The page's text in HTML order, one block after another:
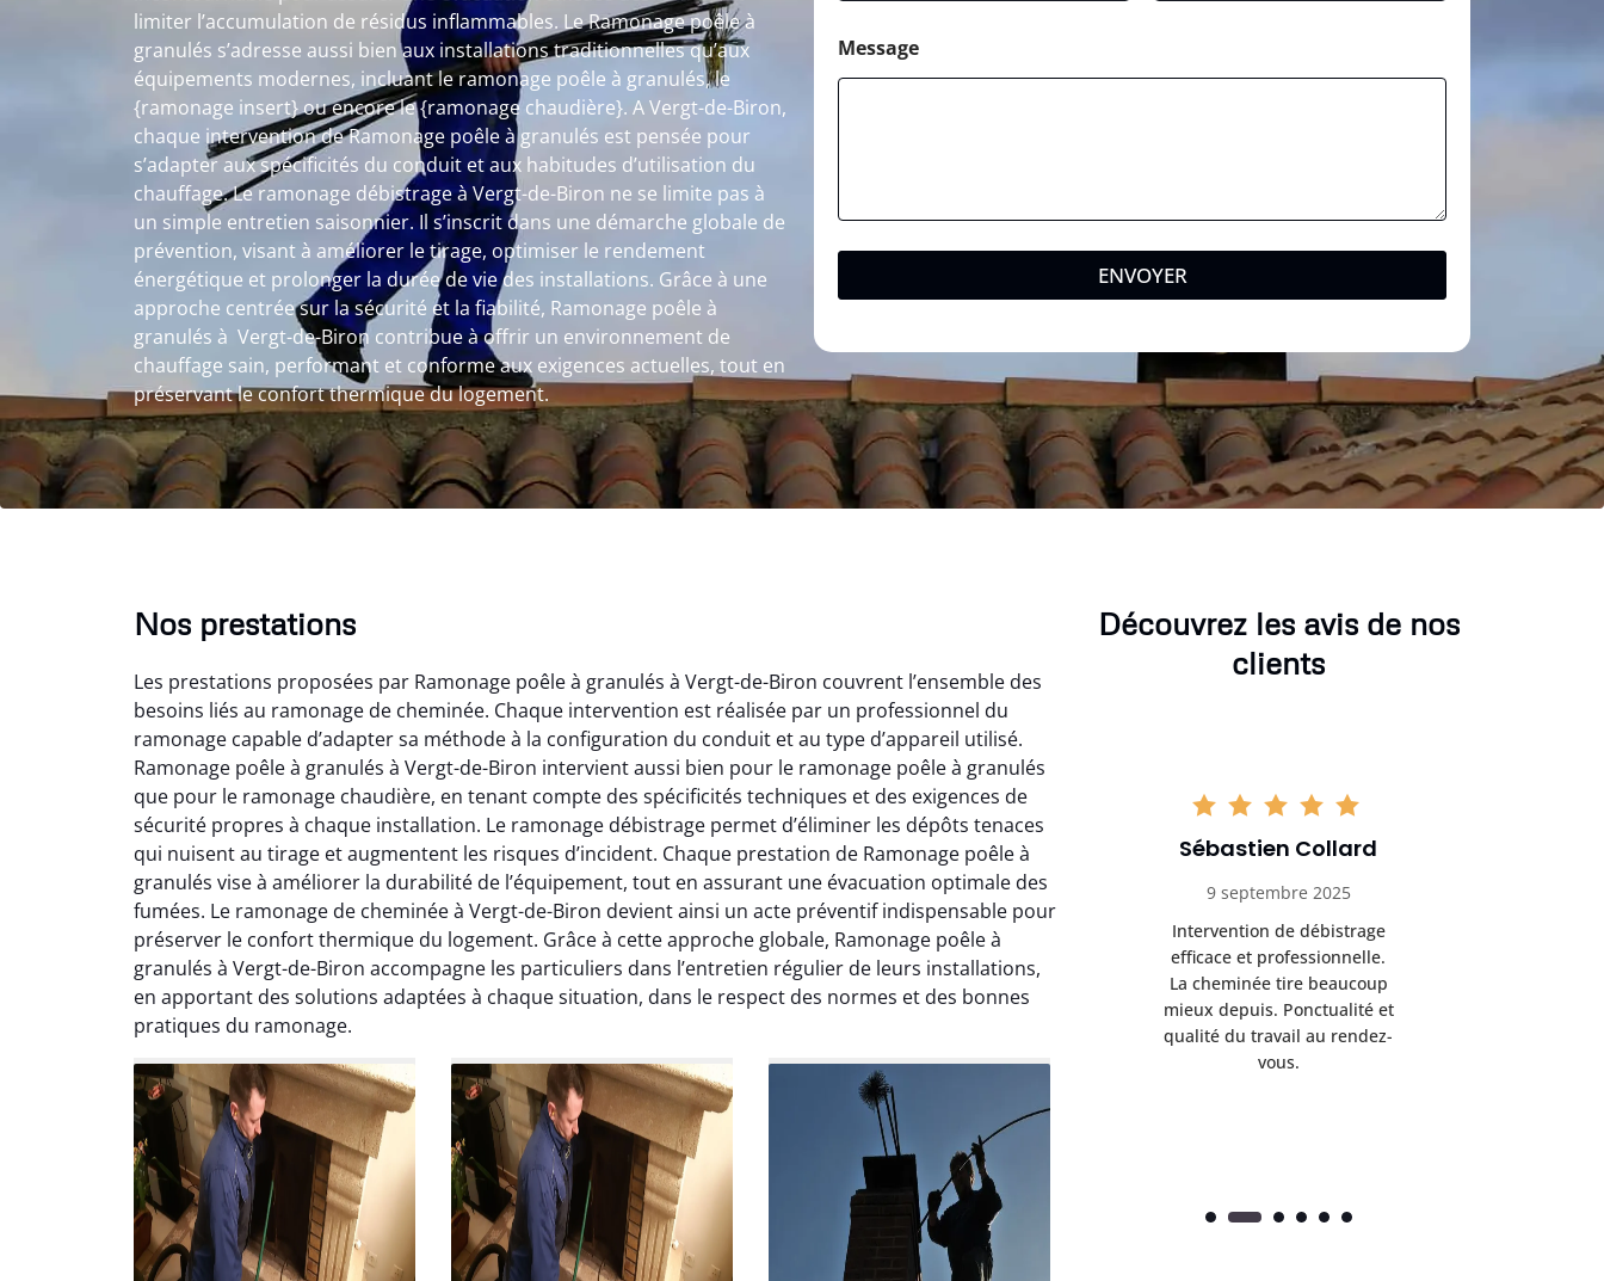
limiter l’accumulation de résidus inflammables. Le Ramonage poêle à
granulés s’adresse aussi bien aux installations traditionnelles qu’aux
équipements modernes, incluant le ramonage poêle à granulés, le
{ramonage insert} ou encore le {ramonage chaudière}. A Vergt-de-Biron,
chaque intervention de Ramonage poêle à granulés est pensée pour
s’adapter aux spécificités du conduit et aux habitudes d’utilisation du
chauffage. Le ramonage débistrage à Vergt-de-Biron ne se limite pas à
un simple entretien saisonnier. Il s’inscrit dans une démarche globale de
prévention, visant à améliorer le tirage, optimiser le rendement
énergétique et prolonger la durée de vie des installations. Grâce à une
approche centrée sur la sécurité et la fiabilité, Ramonage poêle à
granulés à Vergt-de-Biron contribue à offrir un environnement de
chauffage sain, performant et conforme aux exigences actuelles, tout en
préservant le confort thermique du logement.
Message
ENVOYER
Nos prestations
Les prestations proposées par Ramonage poêle à granulés à Vergt-de-Biron couvrent l’ensemble des
besoins liés au ramonage de cheminée. Chaque intervention est réalisée par un professionnel du
ramonage capable d’adapter sa méthode à la configuration du conduit et au type d’appareil utilisé.
Ramonage poêle à granulés à Vergt-de-Biron intervient aussi bien pour le ramonage poêle à granulés
que pour le ramonage chaudière, en tenant compte des spécificités techniques et des exigences de
sécurité propres à chaque installation. Le ramonage débistrage permet d’éliminer les dépôts tenaces
qui nuisent au tirage et augmentent les risques d’incident. Chaque prestation de Ramonage poêle à
granulés vise à améliorer la durabilité de l’équipement, tout en assurant une évacuation optimale des
fumées. Le ramonage de cheminée à Vergt-de-Biron devient ainsi un acte préventif indispensable pour
préserver le confort thermique du logement. Grâce à cette approche globale, Ramonage poêle à
granulés à Vergt-de-Biron accompagne les particuliers dans l’entretien régulier de leurs installations,
en apportant des solutions adaptées à chaque situation, dans le respect des normes et des bonnes
pratiques du ramonage.
Découvrez les avis de nos
clients
Loïc Marchand
24 janvier 2026
Très bon travail de
débistrage et ramonage.
Cheminée parfaitement
nettoyée et fonctionnement
recommande sans
hésitation.
Claire Vautrin
21 juin 2025
Ramonage très bien réalisé,
travail propre et soigné.
Toutes les explications ont
été claires et le conduit a été
sérieux et rassurant.
Sébastien Collard
9 septembre 2025
Intervention de débistrage
efficace et professionnelle.
La cheminée tire beaucoup
mieux depuis. Ponctualité et
qualité du travail au rendez-
vous.